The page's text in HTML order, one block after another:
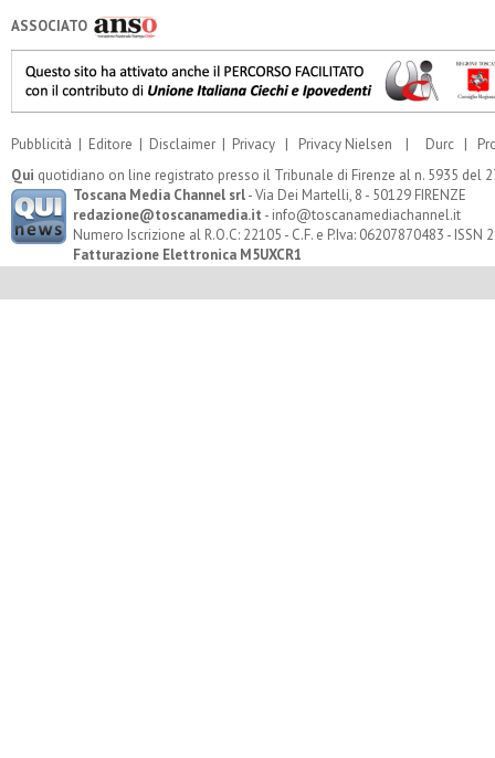
ASSOCIATO
Pubblicità | Editore | Disclaimer | Privacy | Privacy Nielsen | Durc |
Qui quotidiano on line registrato presso il Tribunale di Firenze al n. 5935 del
Toscana Media Channel srl- Via Dei Martelli, 8 - 50129 FIRENZE
redazione@toscanamedia.it - info@toscanamediachannel.it
Numero Iscrizione al R.O.C: 22105 - C.F. e P.Iva: 06207870483 - ISSN
Fatturazione Elettronica M5UXCR1